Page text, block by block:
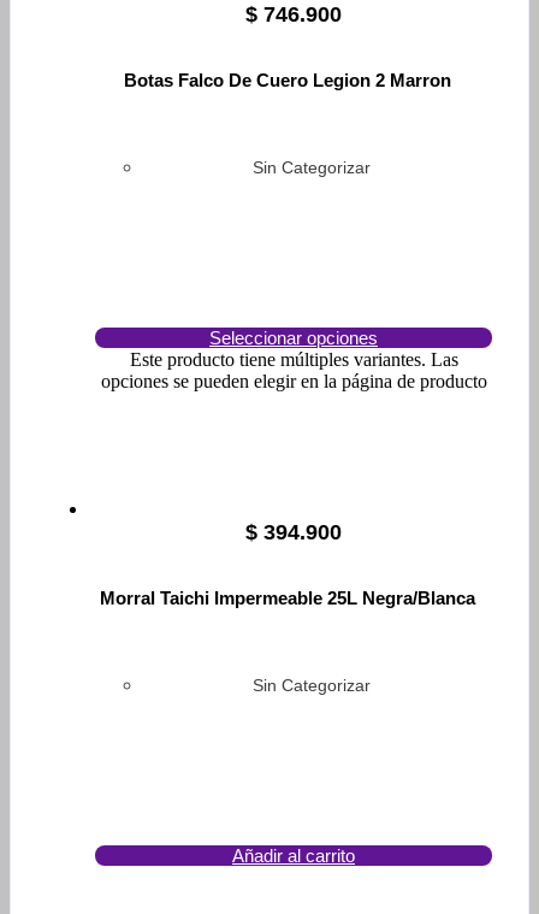
$ 746.900
Botas Falco De Cuero Legion 2 Marron
Sin Categorizar
Seleccionar opciones
Este producto tiene múltiples variantes. Las
opciones se pueden elegir en la página de producto
$ 394.900
Morral Taichi Impermeable 25L Negra/Blanca
Sin Categorizar
Añadir al carrito